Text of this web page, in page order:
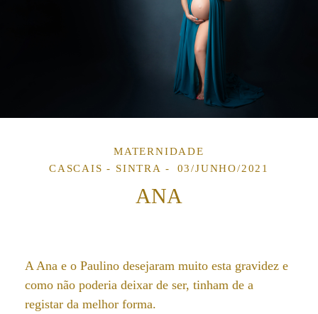
MATERNIDADE
CASCAIS - SINTRA
03/JUNHO/2021
ANA
A Ana e o Paulino desejaram muito esta gravidez e
como não poderia deixar de ser, tinham de a
registar da melhor forma.